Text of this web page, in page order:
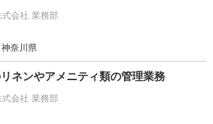
会社 業務部
奈川県
ネンやアメニティ類の管理業務
会社 業務部